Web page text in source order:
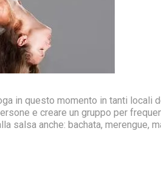
in questo momento in tanti locali
e creare un gruppo per
salsa anche: bachata, merengue,